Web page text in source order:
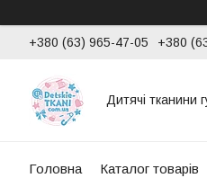
+380 (63) 965-47-05 +380
Дитячі тканини
Головна Каталог товарів